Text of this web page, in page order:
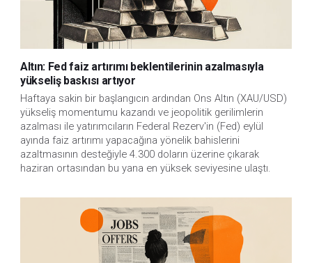
Altın: Fed faiz artırımı beklentilerinin azalmasıyla
yükseliş baskısı artıyor
Haftaya sakin bir başlangıcın ardından Ons Altın (XAU/USD)
yükseliş momentumu kazandı ve jeopolitik gerilimlerin
azalması ile yatırımcıların Federal Rezerv'in (Fed) eylül
ayında faiz artırımı yapacağına yönelik bahislerini
azaltmasının desteğiyle 4.300 doların üzerine çıkarak
haziran ortasından bu yana en yüksek seviyesine ulaştı.